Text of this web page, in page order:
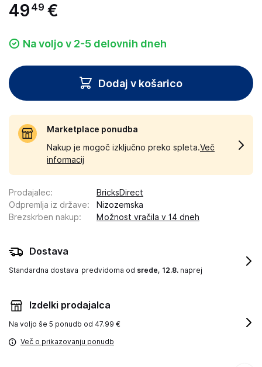
49 49 €
Na voljo v 2-5 delovnih dneh
Dodaj v košarico
Marketplace ponudba
Nakup je mogoč izključno preko spleta.Več
informacij
Prodajalec:
BricksDirect
Odpremlja iz države:
Nizozemska
Brezskrben nakup: Možnost vračila v 14 dneh
Dostava
Standardna dostava predvidoma od srede, 12.8. naprej
Izdelki prodajalca
Na voljo še 5 ponudb od 47.99 €
Več o prikazovanju ponudb